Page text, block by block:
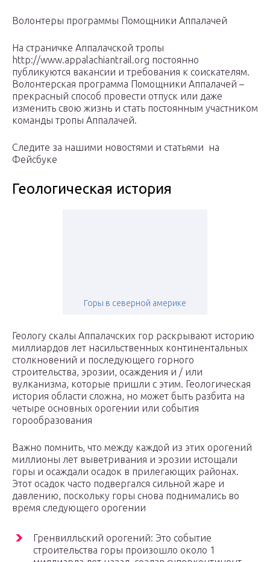
Волонтеры программы Помощники Аппалачей
На страничке Аппалачской тропы
http://www.appalachiantrail.org постоянно
публикуются вакансии и требования к соискателям.
Волонтерская программа Помощники Аппалачей –
прекрасный способ провести отпуск или даже
изменить свою жизнь и стать постоянным участником
команды тропы Аппалачей.
Следите за нашими новостями и статьями на
Фейсбуке
Геологическая история
Горы в северной америке
Геологу скалы Аппалачских гор раскрывают историю
миллиардов лет насильственных континентальных
столкновений и последующего горного
строительства, эрозии, осаждения и / или
вулканизма, которые пришли с этим. Геологическая
история области сложна, но может быть разбита на
четыре основных орогении или события
горообразования
Важно помнить, что между каждой из этих орогений
миллионы лет выветривания и эрозии истощали
горы и осаждали осадок в прилегающих районах.
Этот осадок часто подвергался сильной жаре и
давлению, поскольку горы снова поднимались во
время следующего орогении
Гренвилльский орогений: Это событие
строительства горы произошло около 1